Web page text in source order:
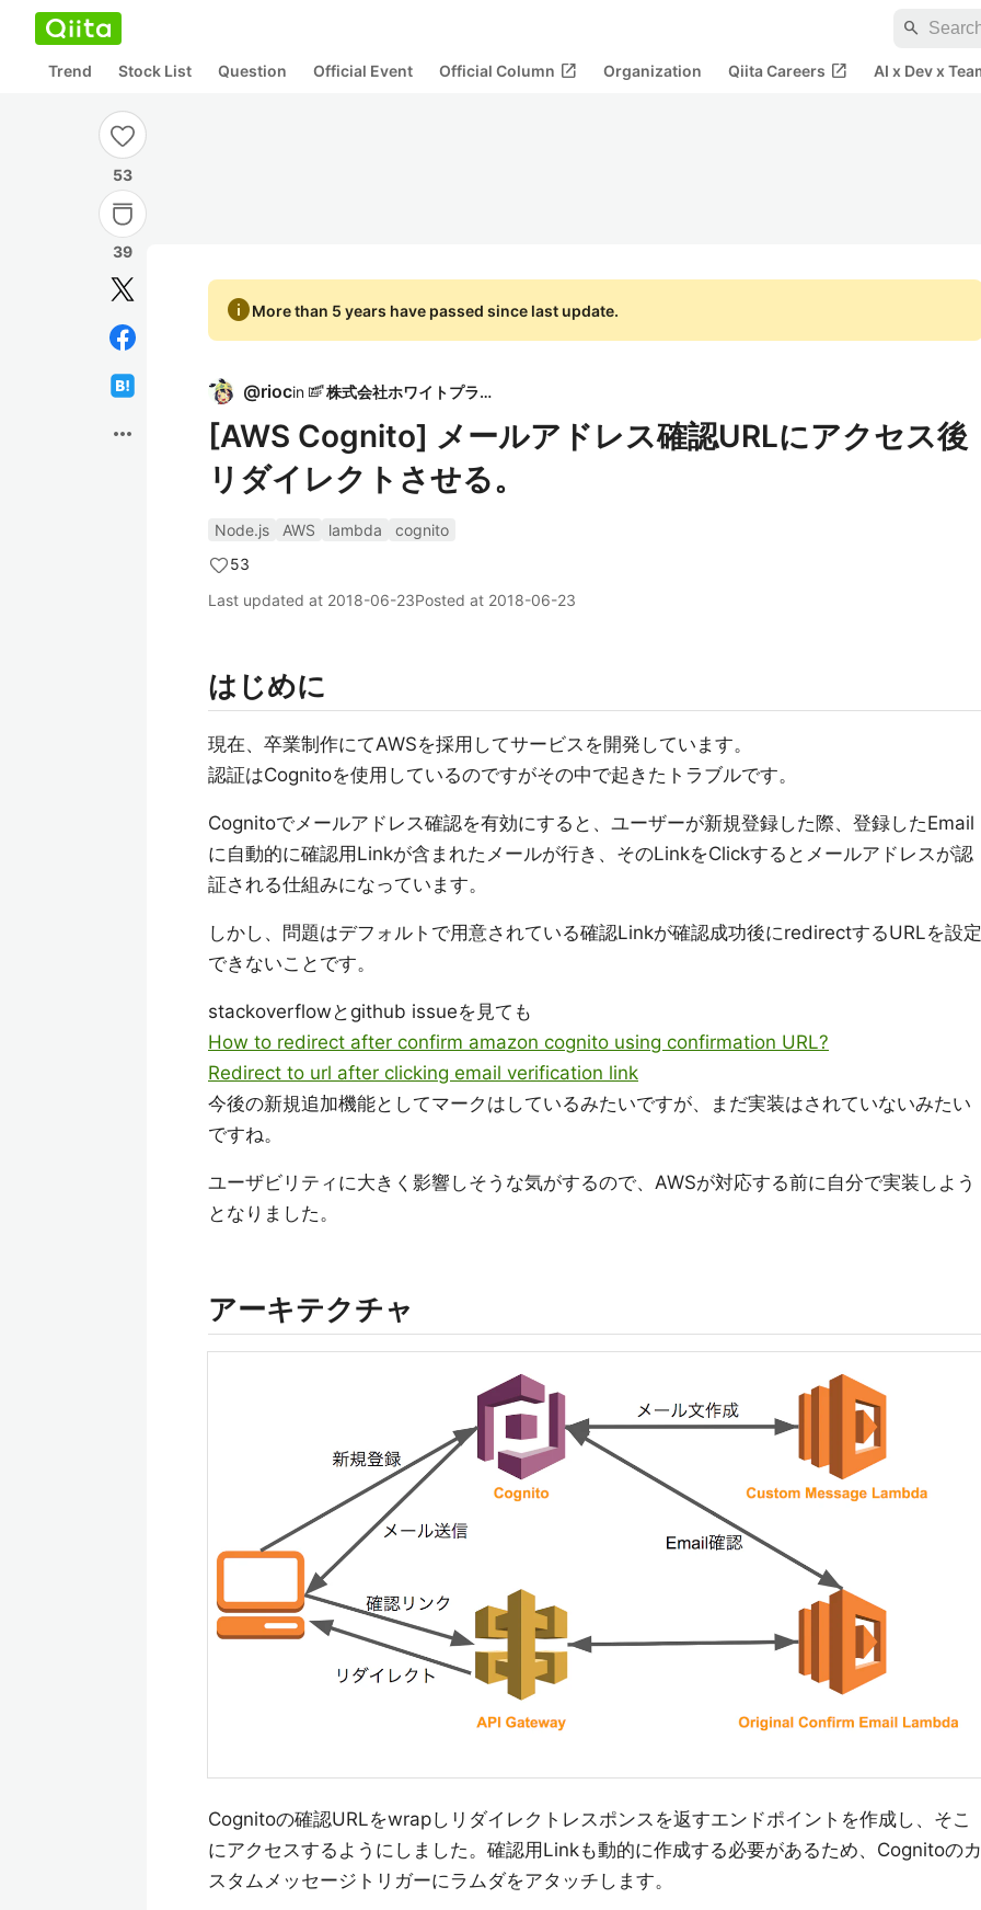
search
Trend Stock List Question Official Event Official Column open_in_new Organization Qiita Careers open_in_new AI x Dev x
53
39
more_horiz
infoMore than 5 years have passed since last update.
@riocin 株式会社ホワイトプラス
[AWS Cognito] メールアドレス確認URLにアクセス後
リダイレクトさせる。
Node.js AWS lambda
cognito
53
Last updated at 2018-06-23Posted at 2018-06-23
はじめに
現在、卒業制作にてAWSを採用してサービスを開発しています。
認証はCognitoを使用しているのですがその中で起きたトラブルです。
Cognitoでメールアドレス確認を有効にすると、ユーザーが新規登録した際、登録したEmail
に自動的に確認用Linkが含まれたメールが行き、そのLinkをClickするとメールアドレスが認
証される仕組みになっています。
しかし、問題はデフォルトで用意されている確認Linkが確認成功後にredirectするURLを設定
できないことです。
stackoverflowとgithub issueを見ても
How to redirect after confirm amazon cognito using confirmation URL?
Redirect to url after clicking email verification link
今後の新規追加機能としてマークはしているみたいですが、まだ実装はされていないみたい
ですね。
ユーザビリティに大きく影響しそうな気がするので、AWSが対応する前に自分で実装しよう
となりました。
アーキテクチャ
Cognitoの確認URLをwrapしリダイレクトレスポンスを返すエンドポイントを作成し、そこ
にアクセスするようにしました。確認用Linkも動的に作成する必要があるため、Cognitoのカ
スタムメッセージトリガーにラムダをアタッチします。